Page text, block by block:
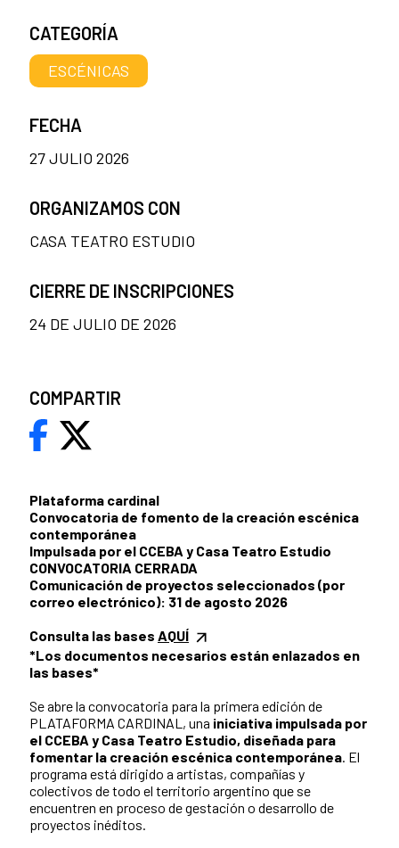
Plataforma cardinal
Convocatoria de fomento de la creación escénica
contemporánea
Impulsada por el CCEBA y Casa Teatro Estudio
CONVOCATORIA CERRADA
Comunicación de proyectos seleccionados (por
correo electrónico): 31 de agosto 2026
Consulta las bases AQUÍ
*Los documentos necesarios están enlazados en
las bases*
Se abre la convocatoria para la primera edición de
PLATAFORMA CARDINAL, una iniciativa impulsada por
el CCEBA y Casa Teatro Estudio, diseñada para
fomentar la creación escénica contemporánea. El
programa está dirigido a artistas, compañías y
colectivos de todo el territorio argentino que se
encuentren en proceso de gestación o desarrollo de
proyectos inéditos.
CATEGORÍA
ESCÉNICAS
FECHA
27 JULIO 2026
ORGANIZAMOS CON
CASA TEATRO ESTUDIO
CIERRE DE INSCRIPCIONES
24 DE JULIO DE 2026
COMPARTIR